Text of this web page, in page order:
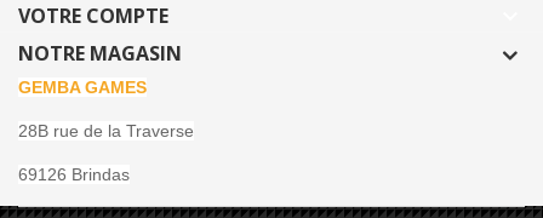
VOTRE COMPTE
NOTRE MAGASIN
GEMBA GAMES
28B rue de la Traverse
69126 Brindas